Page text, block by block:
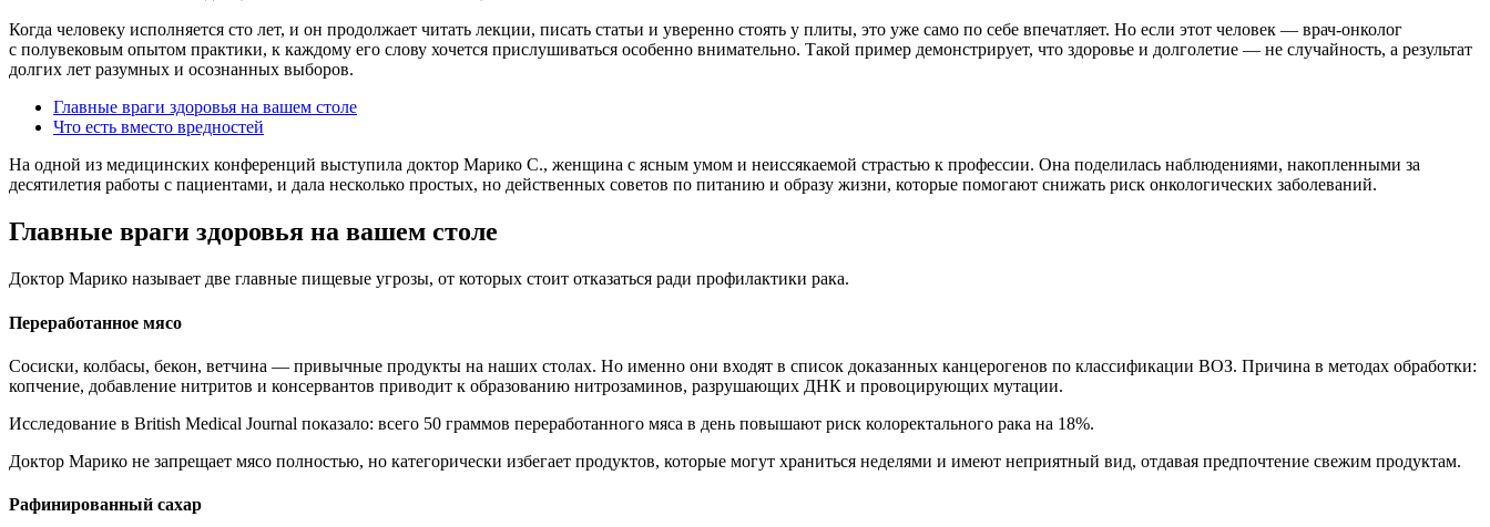
Когда человеку исполняется сто лет, и он продолжает читать лекции, писать статьи и уверенно стоять у плиты, это уже само по себе впечатляет. Но если этот человек — врач-онколог
с полувековым опытом практики, к каждому его слову хочется прислушиваться особенно внимательно. Такой пример демонстрирует, что здоровье и долголетие — не случайность, а результат
долгих лет разумных и осознанных выборов.
Главные враги здоровья на вашем столе
Что есть вместо вредностей
На одной из медицинских конференций выступила доктор Марико С., женщина с ясным умом и неиссякаемой страстью к профессии. Она поделилась наблюдениями, накопленными за
десятилетия работы с пациентами, и дала несколько простых, но действенных советов по питанию и образу жизни, которые помогают снижать риск онкологических заболеваний.
Главные враги здоровья на вашем столе
Доктор Марико называет две главные пищевые угрозы, от которых стоит отказаться ради профилактики рака.
Переработанное мясо
Сосиски, колбасы, бекон, ветчина — привычные продукты на наших столах. Но именно они входят в список доказанных канцерогенов по классификации ВОЗ. Причина в методах обработки:
копчение, добавление нитритов и консервантов приводит к образованию нитрозаминов, разрушающих ДНК и провоцирующих мутации.
Исследование в British Medical Journal показало: всего 50 граммов переработанного мяса в день повышают риск колоректального рака на 18%.
Доктор Марико не запрещает мясо полностью, но категорически избегает продуктов, которые могут храниться неделями и имеют неприятный вид, отдавая предпочтение свежим продуктам.
Рафинированный сахар